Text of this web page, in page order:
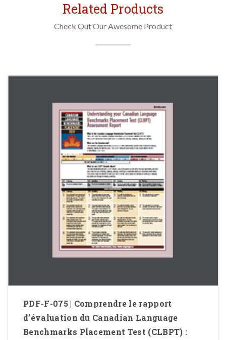
Related Products
Check Out Our Awesome Product
PDF-F-075 | Comprendre le rapport
d’évaluation du Canadian Language
Benchmarks Placement Test (CLBPT) :